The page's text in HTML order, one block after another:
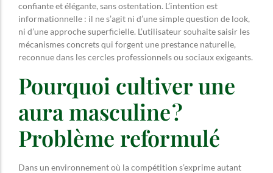
confiante et élégante, sans ostentation. L’intention est
informationnelle : il ne s’agit ni d’une simple question de look,
ni d’une approche superficielle. L’utilisateur souhaite saisir les
mécanismes concrets qui forgent une prestance naturelle,
reconnue dans les cercles professionnels ou sociaux exigeants.
Pourquoi cultiver une
aura masculine ?
Problème reformulé
Dans un environnement où la compétition s’exprime autant